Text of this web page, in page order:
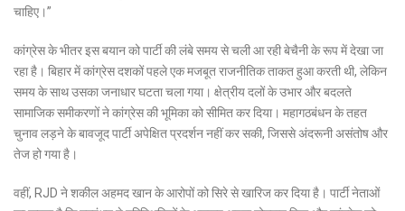
चाहिए।”
कांग्रेस के भीतर इस बयान को पार्टी की लंबे समय से चली आ रही बेचैनी के रूप में देखा जा
रहा है। बिहार में कांग्रेस दशकों पहले एक मजबूत राजनीतिक ताकत हुआ करती थी, लेकिन
समय के साथ उसका जनाधार घटता चला गया। क्षेत्रीय दलों के उभार और बदलते
सामाजिक समीकरणों ने कांग्रेस की भूमिका को सीमित कर दिया। महागठबंधन के तहत
चुनाव लड़ने के बावजूद पार्टी अपेक्षित प्रदर्शन नहीं कर सकी, जिससे अंदरूनी असंतोष और
तेज हो गया है।
वहीं, RJD ने शकील अहमद खान के आरोपों को सिरे से खारिज कर दिया है। पार्टी नेताओं